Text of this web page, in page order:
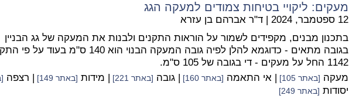
מעקים: ליקויי בטיחות צמודים למעקה הגג
12 ספטמבר, 2024 | ד"ר אברהם בן עזרא
בתכנון מבנים, מקפידים לשמור על הוראות התקנים ולבנות את המעקה של גג הבניין
בגובה מתאים - כדוגמא להלן לפיה גובה המעקה הבנוי הוא 140 ס"מ בעוד על פי
1142 החל על מעקים - די בגובה של 105 ס"מ.
מעקה [באתר 105] | אי התאמה [באתר 160] | גובה [באתר 221] | מידות [באתר 149] | רצפה
יסודות [באתר 249]